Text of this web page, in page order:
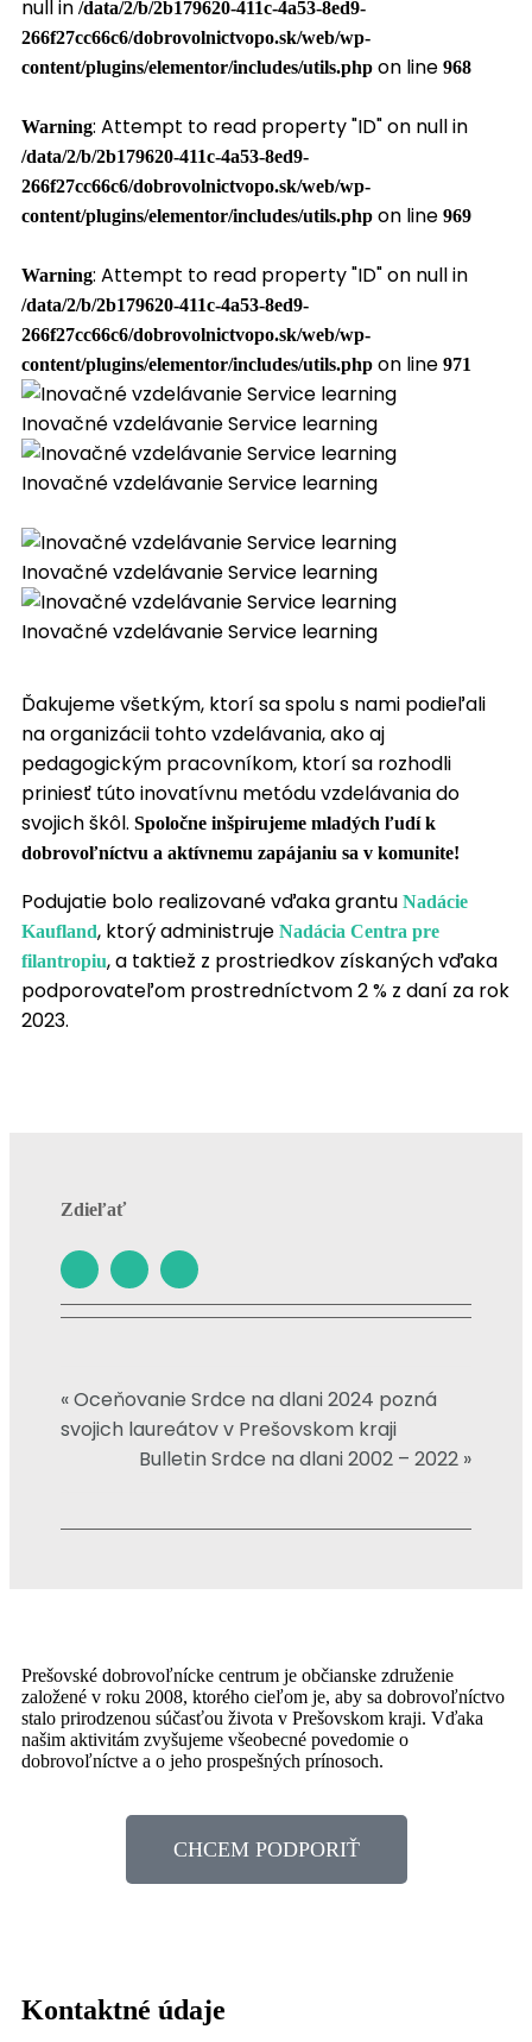
null in /data/2/b/2b179620-411c-4a53-8ed9-
266f27cc66c6/dobrovolnictvopo.sk/web/wp-
content/plugins/elementor/includes/utils.php on line 968
Warning: Attempt to read property "ID" on null in
/data/2/b/2b179620-411c-4a53-8ed9-
266f27cc66c6/dobrovolnictvopo.sk/web/wp-
content/plugins/elementor/includes/utils.php on line 969
Warning: Attempt to read property "ID" on null in
/data/2/b/2b179620-411c-4a53-8ed9-
266f27cc66c6/dobrovolnictvopo.sk/web/wp-
content/plugins/elementor/includes/utils.php on line 971
Inovačné vzdelávanie Service learning
Inovačné vzdelávanie Service learning
Inovačné vzdelávanie Service learning
Inovačné vzdelávanie Service learning
Ďakujeme všetkým, ktorí sa spolu s nami podieľali
na organizácii tohto vzdelávania, ako aj
pedagogickým pracovníkom, ktorí sa rozhodli
priniesť túto inovatívnu metódu vzdelávania do
svojich škôl. Spoločne inšpirujeme mladých ľudí k
dobrovoľníctvu a aktívnemu zapájaniu sa v komunite!
Podujatie bolo realizované vďaka grantu Nadácie
Kaufland, ktorý administruje Nadácia Centra pre
filantropiu, a taktiež z prostriedkov získaných vďaka
podporovateľom prostredníctvom 2 % z daní za rok
2023.
Zdieľať
« Oceňovanie Srdce na dlani 2024 pozná
svojich laureátov v Prešovskom kraji
Bulletin Srdce na dlani 2002 – 2022 »
Prešovské dobrovoľnícke centrum je občianske združenie
založené v roku 2008, ktorého cieľom je, aby sa dobrovoľníctvo
stalo prirodzenou súčasťou života v Prešovskom kraji. Vďaka
našim aktivitám zvyšujeme všeobecné povedomie o
dobrovoľníctve a o jeho prospešných prínosoch.
CHCEM PODPORIŤ
Kontaktné údaje